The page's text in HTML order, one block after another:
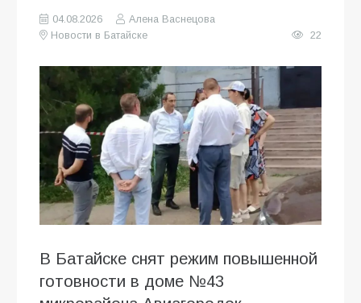
04.08.2026
Алена Васнецова
Новости в Батайске
22
В Батайске снят режим повышенной
готовности в доме №43